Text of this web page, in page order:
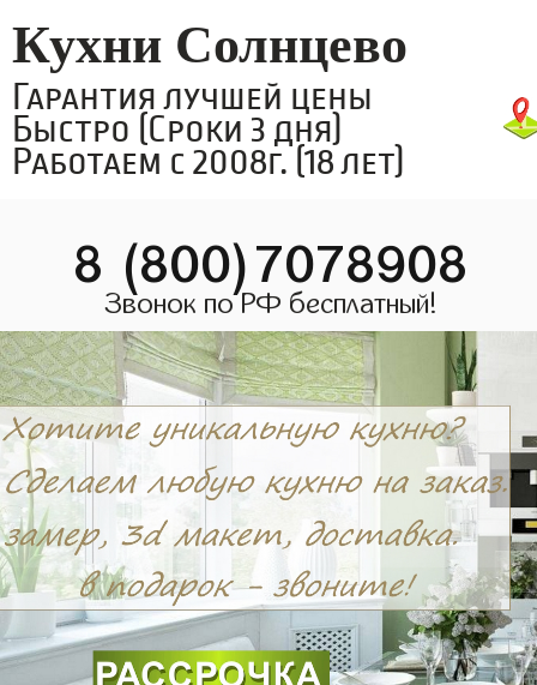
Кухни Солнцево
Гарантия лучшей цены
Быстро (Сроки 3 дня)
Работаем с 2008г. (18 лет)
8 (800)7078908
Звонок по РФ бесплатный!